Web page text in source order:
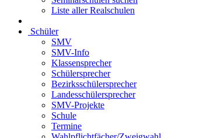
Liste aller Realschulen
Schüler
SMV
SMV-Info
Klassensprecher
Schülersprecher
Bezirksschülersprecher
Landesschülersprecher
SMV-Projekte
Schule
Termine